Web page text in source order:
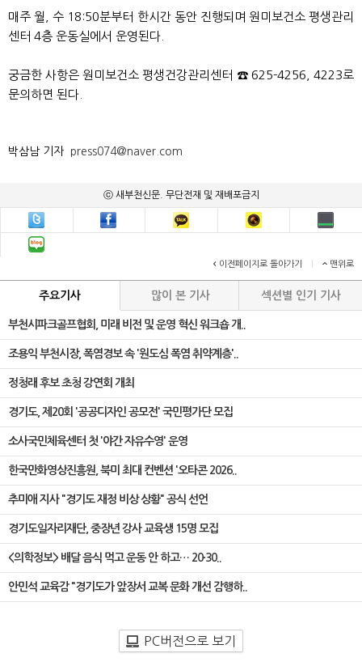
매주 월, 수 18:50분부터 한시간 동안 진행되며 원미보건소 평생관리
센터 4층 운동실에서 운영된다.
궁금한 사항은 원미보건소 평생건강관리센터 ☎ 625-4256, 4223로
문의하면 된다.
박삼남 기자 press074@naver.com
ⓒ 새부천신문. 무단전재 및 재배포금지
이전페이지로 돌아가기 맨위로
주요기사 많이 본 기사 섹션별 인기 기사
부천시파크골프협회, 미래 비전 및 운영 혁신 워크숍 개..
조용익 부천시장, 폭염경보 속 '원도심 폭염 취약계층'..
정청래 후보 초청 강연회 개최
경기도, 제20회 '공공디자인 공모전' 국민평가단 모집
소사국민체육센터 첫 '야간 자유수영' 운영
한국만화영상진흥원, 북미 최대 컨벤션 '오타콘 2026..
추미애 지사 "경기도 재정 비상 상황" 공식 선언
경기도일자리재단, 중장년 강사 교육생 15명 모집
<의학정보> 배달 음식 먹고 운동 안 하고… 20·30..
안민석 교육감 "경기도가 앞장서 교복 문화 개선 감행하..
PC버전으로 보기